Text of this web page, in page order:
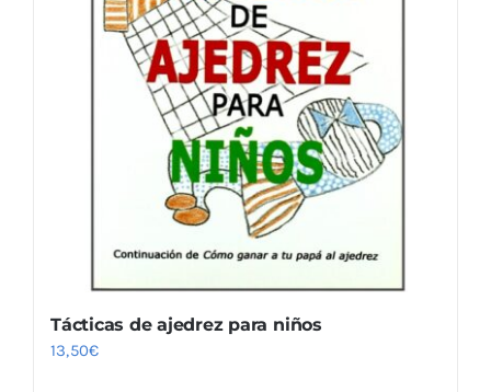
Tácticas de ajedrez para niños
13,50€